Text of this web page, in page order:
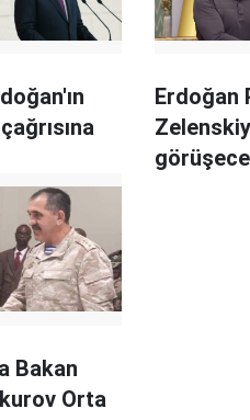
Erdoğan
Bakan
Orta